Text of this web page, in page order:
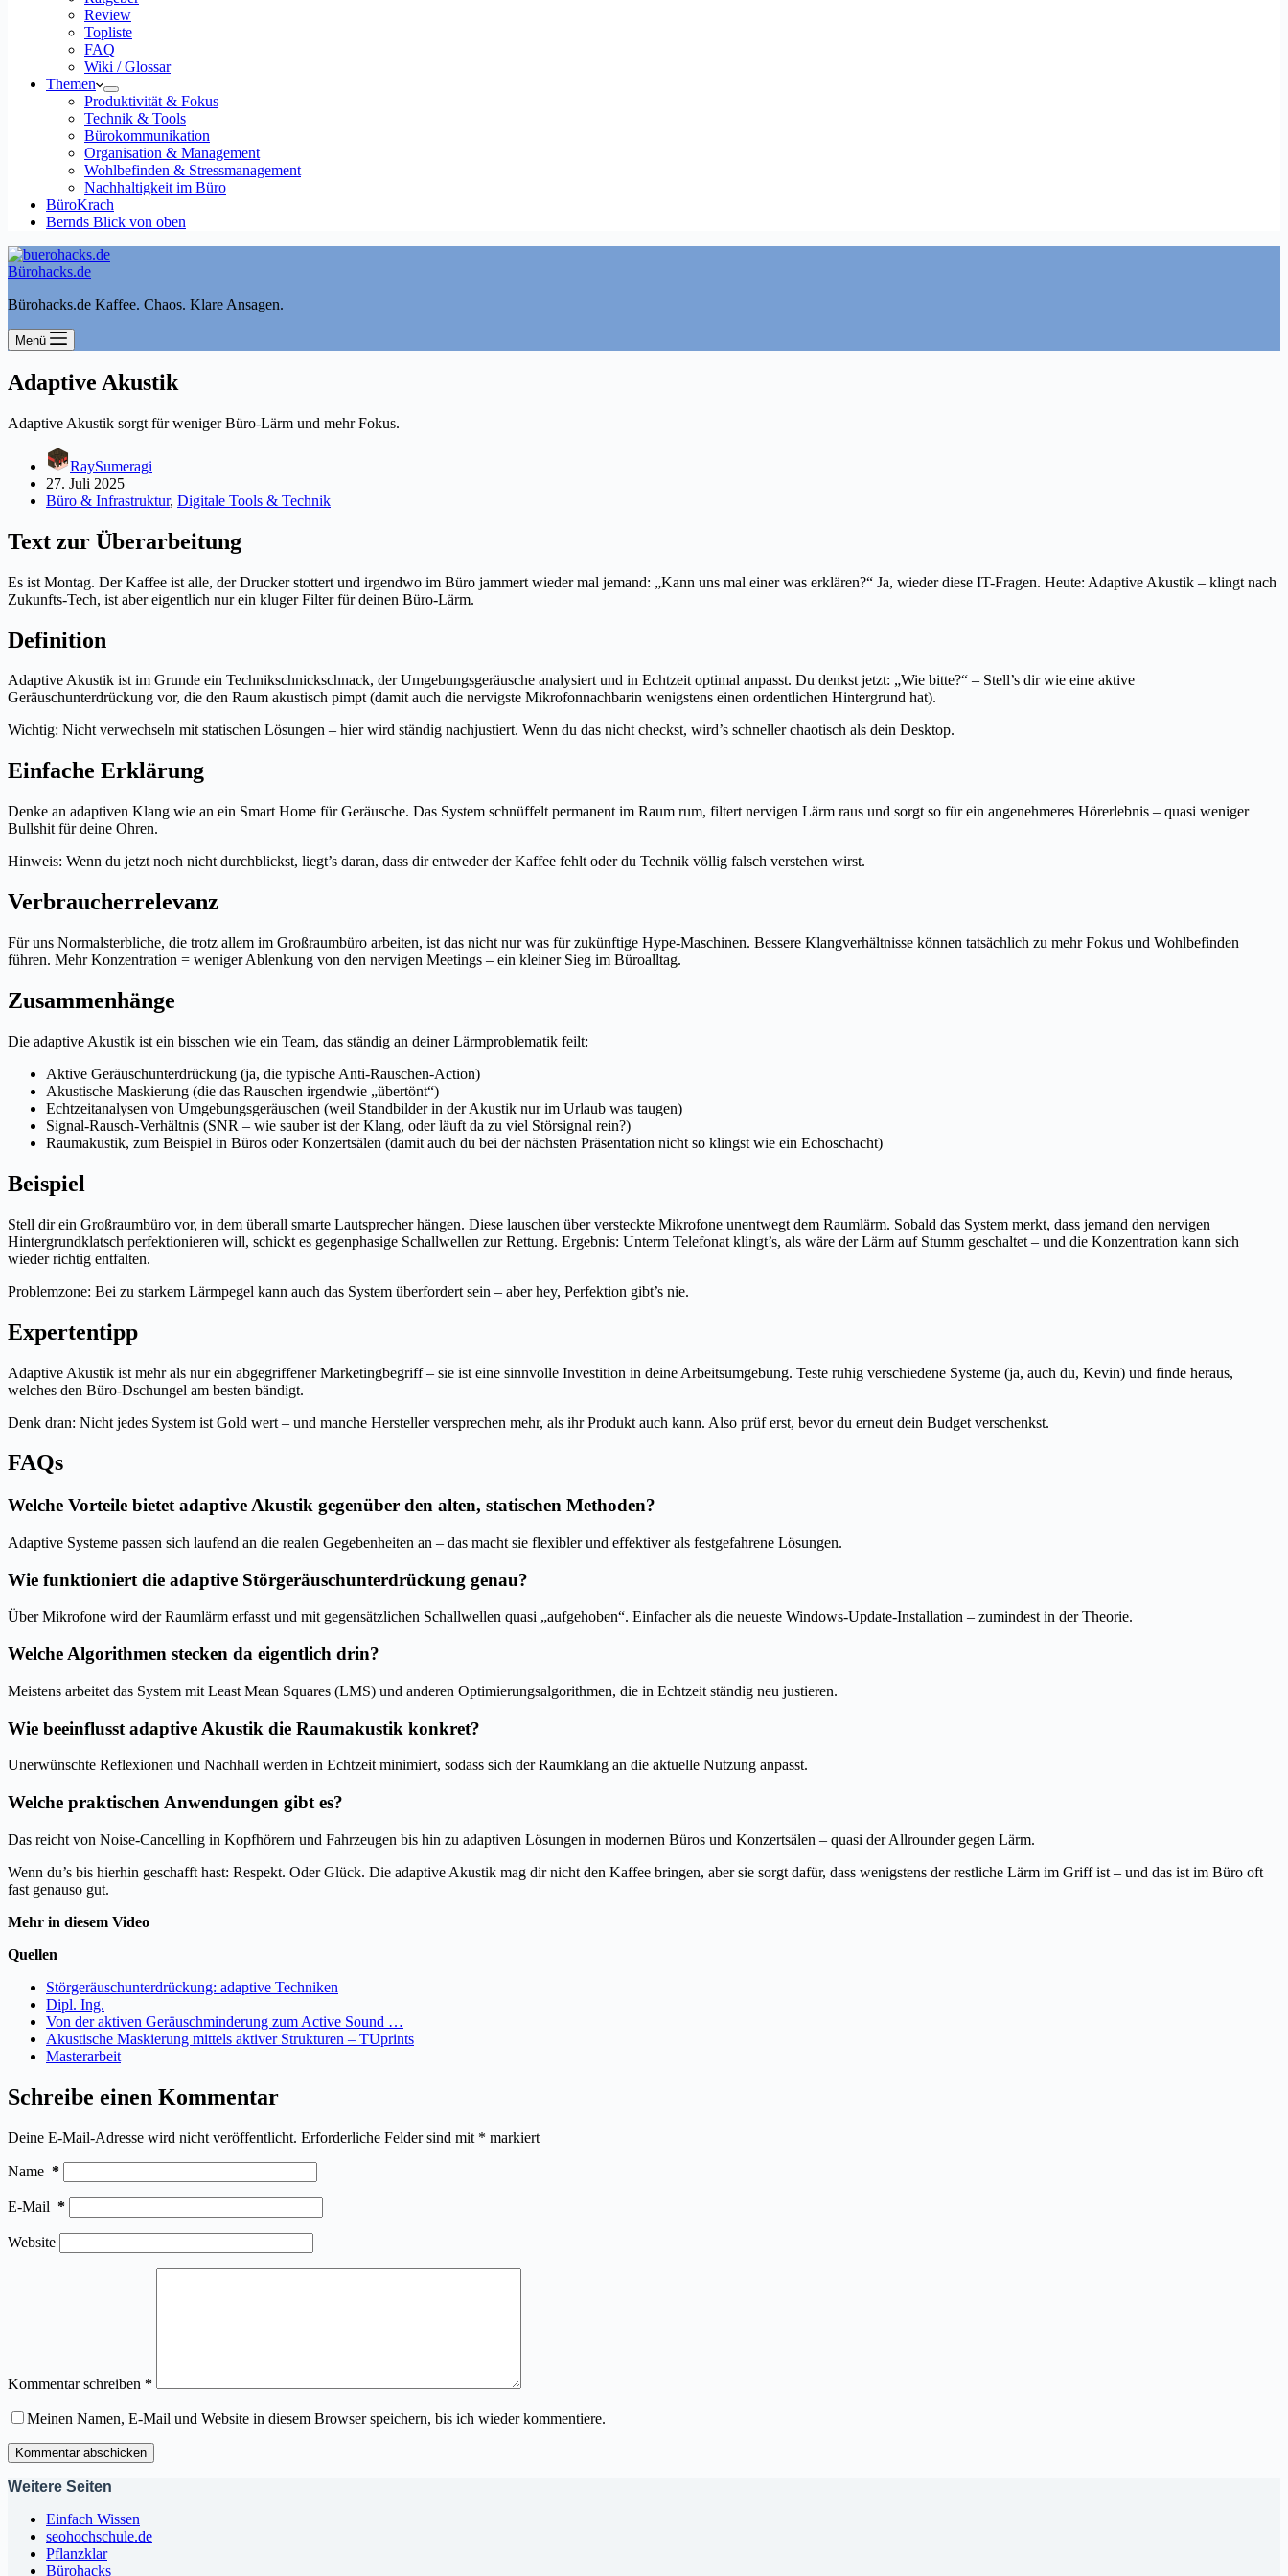
Review
Topliste
FAQ
Wiki / Glossar
Themen
Produktivität & Fokus
Technik & Tools
Bürokommunikation
Organisation & Management
Wohlbefinden & Stressmanagement
Nachhaltigkeit im Büro
BüroKrach
Bernds Blick von oben
Bürohacks.de
Bürohacks.de Kaffee. Chaos. Klare Ansagen.
Menü
Adaptive Akustik
Adaptive Akustik sorgt für weniger Büro-Lärm und mehr Fokus.
RaySumeragi
27. Juli 2025
Büro & Infrastruktur, Digitale Tools & Technik
Text zur Überarbeitung
Es ist Montag. Der Kaffee ist alle, der Drucker stottert und irgendwo im Büro jammert wieder mal jemand: „Kann uns mal einer was erklären?“ Ja, wieder diese IT-Fragen. Heute: Adaptive Akustik – klingt nach
Zukunfts-Tech, ist aber eigentlich nur ein kluger Filter für deinen Büro-Lärm.
Definition
Adaptive Akustik ist im Grunde ein Technikschnickschnack, der Umgebungsgeräusche analysiert und in Echtzeit optimal anpasst. Du denkst jetzt: „Wie bitte?“ – Stell’s dir wie eine aktive
Geräuschunterdrückung vor, die den Raum akustisch pimpt (damit auch die nervigste Mikrofonnachbarin wenigstens einen ordentlichen Hintergrund hat).
Wichtig: Nicht verwechseln mit statischen Lösungen – hier wird ständig nachjustiert. Wenn du das nicht checkst, wird’s schneller chaotisch als dein Desktop.
Einfache Erklärung
Denke an adaptiven Klang wie an ein Smart Home für Geräusche. Das System schnüffelt permanent im Raum rum, filtert nervigen Lärm raus und sorgt so für ein angenehmeres Hörerlebnis – quasi weniger
Bullshit für deine Ohren.
Hinweis: Wenn du jetzt noch nicht durchblickst, liegt’s daran, dass dir entweder der Kaffee fehlt oder du Technik völlig falsch verstehen wirst.
Verbraucherrelevanz
Für uns Normalsterbliche, die trotz allem im Großraumbüro arbeiten, ist das nicht nur was für zukünftige Hype-Maschinen. Bessere Klangverhältnisse können tatsächlich zu mehr Fokus und Wohlbefinden
führen. Mehr Konzentration = weniger Ablenkung von den nervigen Meetings – ein kleiner Sieg im Büroalltag.
Zusammenhänge
Die adaptive Akustik ist ein bisschen wie ein Team, das ständig an deiner Lärmproblematik feilt:
Aktive Geräuschunterdrückung (ja, die typische Anti-Rauschen-Action)
Akustische Maskierung (die das Rauschen irgendwie „übertönt“)
Echtzeitanalysen von Umgebungsgeräuschen (weil Standbilder in der Akustik nur im Urlaub was taugen)
Signal-Rausch-Verhältnis (SNR – wie sauber ist der Klang, oder läuft da zu viel Störsignal rein?)
Raumakustik, zum Beispiel in Büros oder Konzertsälen (damit auch du bei der nächsten Präsentation nicht so klingst wie ein Echoschacht)
Beispiel
Stell dir ein Großraumbüro vor, in dem überall smarte Lautsprecher hängen. Diese lauschen über versteckte Mikrofone unentwegt dem Raumlärm. Sobald das System merkt, dass jemand den nervigen
Hintergrundklatsch perfektionieren will, schickt es gegenphasige Schallwellen zur Rettung. Ergebnis: Unterm Telefonat klingt’s, als wäre der Lärm auf Stumm geschaltet – und die Konzentration kann sich
wieder richtig entfalten.
Problemzone: Bei zu starkem Lärmpegel kann auch das System überfordert sein – aber hey, Perfektion gibt’s nie.
Expertentipp
Adaptive Akustik ist mehr als nur ein abgegriffener Marketingbegriff – sie ist eine sinnvolle Investition in deine Arbeitsumgebung. Teste ruhig verschiedene Systeme (ja, auch du, Kevin) und finde heraus,
welches den Büro-Dschungel am besten bändigt.
Denk dran: Nicht jedes System ist Gold wert – und manche Hersteller versprechen mehr, als ihr Produkt auch kann. Also prüf erst, bevor du erneut dein Budget verschenkst.
FAQs
Welche Vorteile bietet adaptive Akustik gegenüber den alten, statischen Methoden?
Adaptive Systeme passen sich laufend an die realen Gegebenheiten an – das macht sie flexibler und effektiver als festgefahrene Lösungen.
Wie funktioniert die adaptive Störgeräuschunterdrückung genau?
Über Mikrofone wird der Raumlärm erfasst und mit gegensätzlichen Schallwellen quasi „aufgehoben“. Einfacher als die neueste Windows-Update-Installation – zumindest in der Theorie.
Welche Algorithmen stecken da eigentlich drin?
Meistens arbeitet das System mit Least Mean Squares (LMS) und anderen Optimierungsalgorithmen, die in Echtzeit ständig neu justieren.
Wie beeinflusst adaptive Akustik die Raumakustik konkret?
Unerwünschte Reflexionen und Nachhall werden in Echtzeit minimiert, sodass sich der Raumklang an die aktuelle Nutzung anpasst.
Welche praktischen Anwendungen gibt es?
Das reicht von Noise-Cancelling in Kopfhörern und Fahrzeugen bis hin zu adaptiven Lösungen in modernen Büros und Konzertsälen – quasi der Allrounder gegen Lärm.
Wenn du’s bis hierhin geschafft hast: Respekt. Oder Glück. Die adaptive Akustik mag dir nicht den Kaffee bringen, aber sie sorgt dafür, dass wenigstens der restliche Lärm im Griff ist – und das ist im Büro oft
fast genauso gut.
Mehr in diesem Video
Quellen
Störgeräuschunterdrückung: adaptive Techniken
Dipl. Ing.
Von der aktiven Geräuschminderung zum Active Sound …
Akustische Maskierung mittels aktiver Strukturen – TUprints
Masterarbeit
Schreibe einen Kommentar
Deine E-Mail-Adresse wird nicht veröffentlicht. Erforderliche Felder sind mit * markiert
Name *
E-Mail *
Website
Kommentar schreiben *
Meinen Namen, E-Mail und Website in diesem Browser speichern, bis ich wieder kommentiere.
Kommentar abschicken
Weitere Seiten
Einfach Wissen
seohochschule.de
Pflanzklar
Bürohacks